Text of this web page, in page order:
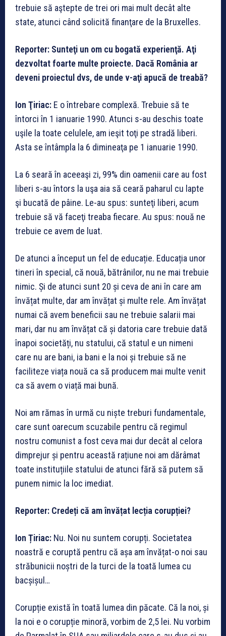
trebuie să aştepte de trei ori mai mult decât alte
state, atunci când solicită finanţare de la Bruxelles.
Reporter: Sunteţi un om cu bogată experienţă. Aţi
dezvoltat foarte multe proiecte. Dacă România ar
deveni proiectul dvs, de unde v-aţi apucă de treabă?
Ion Ţiriac: E o întrebare complexă. Trebuie să te
întorci în 1 ianuarie 1990. Atunci s-au deschis toate
uşile la toate celulele, am ieşit toţi pe stradă liberi.
Asta se întâmpla la 6 dimineaţa pe 1 ianuarie 1990.
La 6 seară în aceeaşi zi, 99% din oamenii care au fost
liberi s-au întors la uşa aia să ceară paharul cu lapte
şi bucată de pâine. Le-au spus: sunteţi liberi, acum
trebuie să vă faceţi treaba fiecare. Au spus: nouă ne
trebuie ce avem de luat.
De atunci a început un fel de educație. Educația unor
tineri în special, că nouă, bătrânilor, nu ne mai trebuie
nimic. Și de atunci sunt 20 și ceva de ani în care am
învățat multe, dar am învățat și multe rele. Am învățat
numai că avem beneficii sau ne trebuie salarii mai
mari, dar nu am învățat că și datoria care trebuie dată
înapoi societăți, nu statului, că statul e un nimeni
care nu are bani, ia bani e la noi și trebuie să ne
faciliteze viața nouă ca să producem mai multe venit
ca să avem o viață mai bună.
Noi am rămas în urmă cu niște treburi fundamentale,
care sunt oarecum scuzabile pentru că regimul
nostru comunist a fost ceva mai dur decât al celora
dimprejur și pentru această rațiune noi am dărâmat
toate instituțiile statului de atunci fără să putem să
punem nimic la loc imediat.
Reporter: Credeți că am învățat lecția corupției?
Ion Țiriac: Nu. Noi nu suntem corupți. Societatea
noastră e coruptă pentru că așa am învățat-o noi sau
străbunicii noștri de la turci de la toată lumea cu
bacșișul…
Corupție există în toată lumea din păcate. Că la noi, și
la noi e o corupție minoră, vorbim de 2,5 lei. Nu vorbim